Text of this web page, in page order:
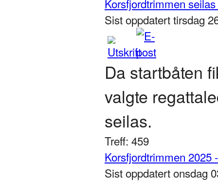
Korsfjordtrimmen
Sist oppdatert tirsdag
Da startbåten
valgte
seilas.
Treff: 459
Korsfjordtrimmen 2025
Sist oppdatert onsdag